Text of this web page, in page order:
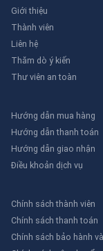
Giới thiệu
Thành viên
Liên hệ
Thăm dò ý kiến
Thư viên an toàn
Hướng dẫn mua hàng
Hướng dẫn thanh toán
Hướng dẫn giao nhận
Điều khoản dịch vụ
Chính sách thành viên
Chính sách thanh toán
Chính sách bảo hành